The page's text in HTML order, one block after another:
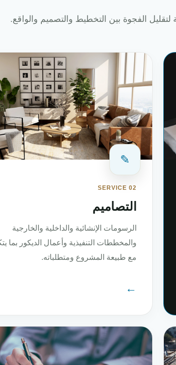
الفجوة بين التخطيط والتصميم والواقع.
✎
SERVICE 02
التصاميم
الرسومات الإنشائية والداخلية والخارجية
والمخططات التنفيذية وأعمال الديكور بما
مع طبيعة المشروع ومتطلباته.
←